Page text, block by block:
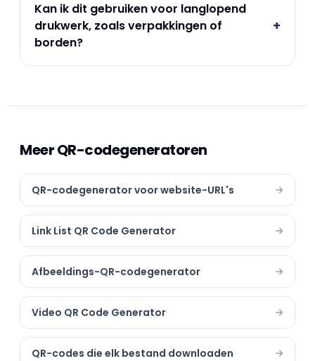
Kan ik dit gebruiken voor langlopend
drukwerk, zoals verpakkingen of
borden?
+
Meer QR-codegeneratoren
QR-codegenerator voor website-URL's
Link List QR Code Generator
Afbeeldings-QR-codegenerator
Video QR Code Generator
QR-codes die elk bestand downloaden